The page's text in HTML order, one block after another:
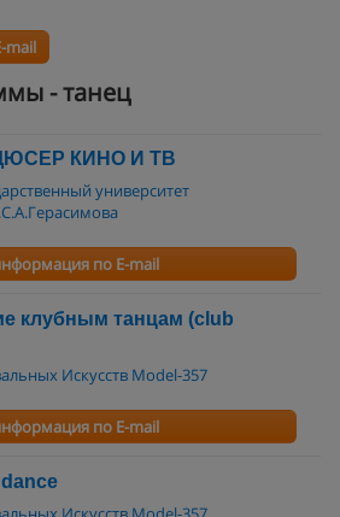
mail
- танец
КИНО И ТВ
университет
по E-mail
клубным танцам (club
Искусств Model-357
по E-mail